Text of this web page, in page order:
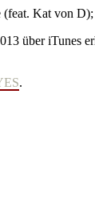
Kat von D);
über iTunes
.